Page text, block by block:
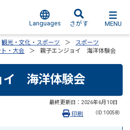
Languages さがす MENU
観光・文化・スポーツ
スポーツ
・大会 親子エンジョイ 海洋体験会
イ 海洋体験会
最終更新日： 2026年6月10日
（ID:10058）
印刷